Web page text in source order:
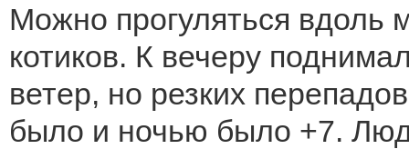
Можно прогуляться вдоль
котиков. К вечеру
ветер, но резких
было и ночью было +7.